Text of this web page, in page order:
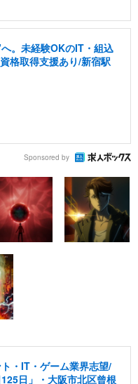
。未経験OKのIT・組込
格取得支援あり/新宿駅
Sponsored by
・IT・ゲーム業界志望/
日」・大阪市北区曾根